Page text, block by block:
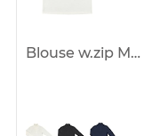
Blouse w.zip Men